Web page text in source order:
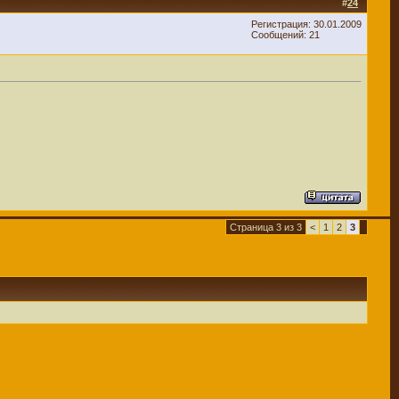
#24
Регистрация: 30.01.2009
Сообщений: 21
Страница 3 из 3 < 1 2 3